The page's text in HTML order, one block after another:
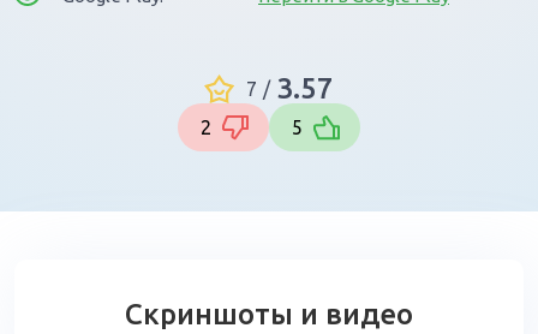
7 / 3.57
2 5
Скриншоты и видео